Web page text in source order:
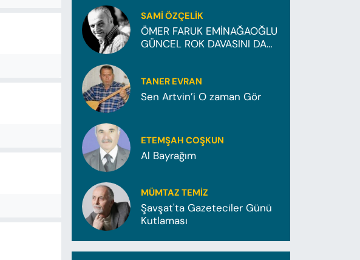
SAMI ÖZÇELIK
ÖMER FARUK EMİNAĞAOĞLU
GÜNCEL ROK DAVASINI DA
TANER EVRAN
Sen Artvin’i O zaman Gör
ETEMŞAH COŞKUN
Al Bayrağım
MÜMTAZ TEMİZ
Şavşat'ta Gazeteciler Günü
Kutlaması